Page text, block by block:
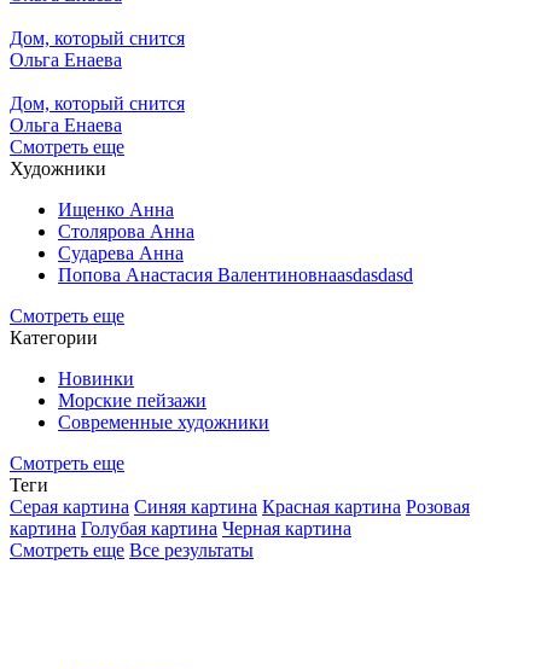
Дом, который снится
Ольга Енаева
Дом, который снится
Ольга Енаева
Смотреть еще
Художники
Ищенко Анна
Столярова Анна
Сударева Анна
Попова Анастасия Валентиновнаasdasdasd
Смотреть еще
Категории
Новинки
Морские пейзажи
Современные художники
Смотреть еще
Теги
Серая картина Синяя картина Красная картина Розовая
картина Голубая картина Черная картина
Смотреть еще Все результаты